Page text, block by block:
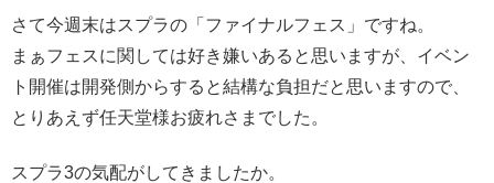
さて今週末はスプラの「ファイナルフェス」ですね。
まぁフェスに関しては好き嫌いあると思いますが、イベン
ト開催は開発側からすると結構な負担だと思いますので、
とりあえず任天堂様お疲れさまでした。
スプラ3の気配がしてきましたか。